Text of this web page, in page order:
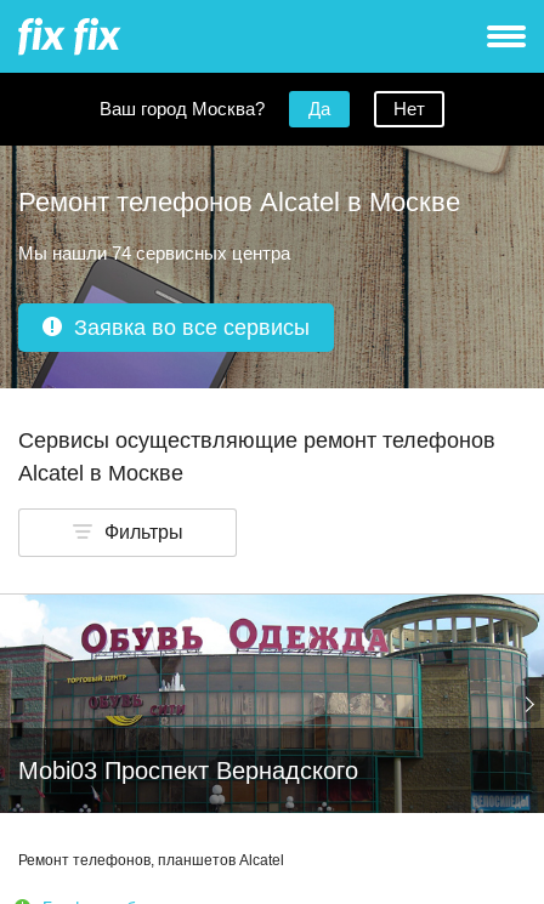
Ваш город Москва? Да Нет
Ремонт телефонов Alcatel в Москве
Мы нашли 74 сервисных центра
Заявка во все сервисы
Сервисы осуществляющие ремонт телефонов
Alcatel в Москве
Фильтры
Mobi03 Проспект Вернадского
Ремонт телефонов, планшетов Alcatel